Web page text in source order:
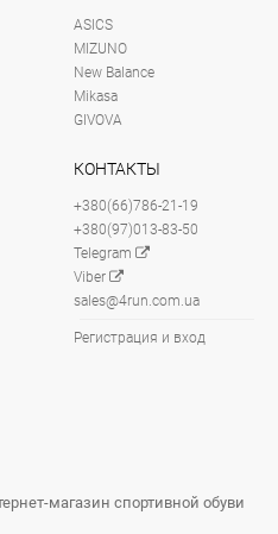
ASICS
MIZUNO
New Balance
Mikasa
GIVOVA
КОНТАКТЫ
+380(66)786-21-19
+380(97)013-83-50
Telegram
Viber
sales@4run.com.ua
Регистрация и вход
магазин спортивной обуви